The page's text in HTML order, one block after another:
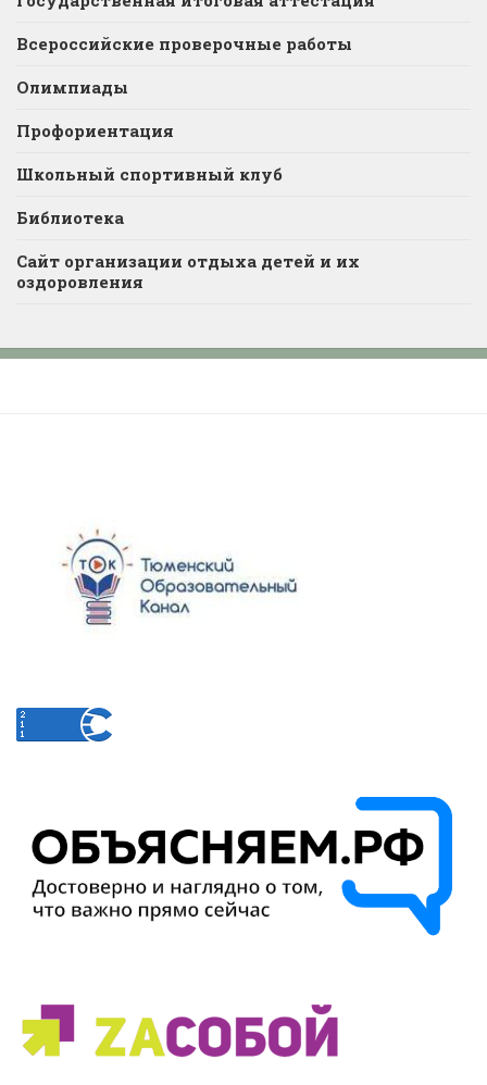
Всероссийские проверочные работы
Олимпиады
Профориентация
Школьный спортивный клуб
Библиотека
Сайт организации отдыха детей и их
оздоровления